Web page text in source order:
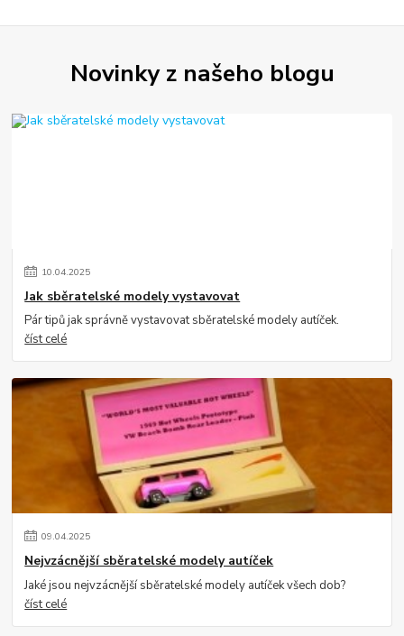
Novinky z našeho blogu
10.04.2025
Jak sběratelské modely vystavovat
Pár tipů jak správně vystavovat sběratelské modely autíček.
číst celé
09.04.2025
Nejvzácnější sběratelské modely autíček
Jaké jsou nejvzácnější sběratelské modely autíček všech dob?
číst celé